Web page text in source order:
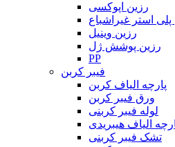
رزین اپوکسی
پلی استر غیراشباع
رزین وینیل
رزین پوشش ژل
PP
فیبر کربن
پارچه الیاف کربن
ورق فیبر کربن
لوله فیبر کربنی
الیاف هیبریدی
تشک فیبر کربنی